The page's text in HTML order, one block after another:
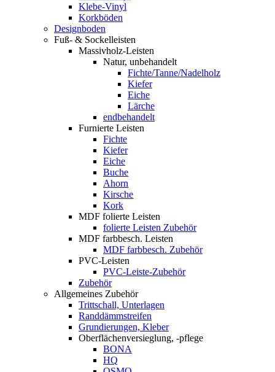
Klebe-Vinyl
Korkböden
Designboden
Fuß- & Sockelleisten
Massivholz-Leisten
Natur, unbehandelt
Fichte/Tanne/Nadelholz
Kiefer
Eiche
Lärche
endbehandelt
Furnierte Leisten
Fichte
Kiefer
Eiche
Buche
Ahorn
Kirsche
Kork
MDF folierte Leisten
folierte Leisten Zubehör
MDF farbbesch. Leisten
MDF farbbesch. Zubehör
PVC-Leisten
PVC-Leiste-Zubehör
Zubehör
Allgemeines Zubehör
Trittschall, Unterlagen
Randdämmstreifen
Grundierungen, Kleber
Oberflächenversieglung, -pflege
BONA
HQ